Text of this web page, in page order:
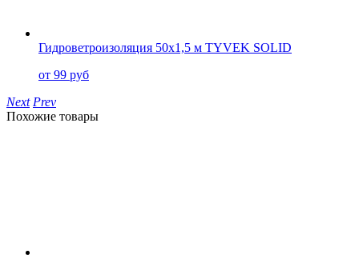
Гидроветроизоляция 50x1,5 м TYVEK SOLID
от 99 руб
Next Prev
Похожие товары